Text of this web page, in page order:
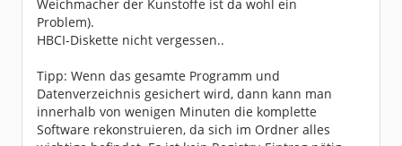
Weichmacher der Kunstoffe ist da wohl ein
Problem).
HBCI-Diskette nicht vergessen..
Tipp: Wenn das gesamte Programm und
Datenverzeichnis gesichert wird, dann kann man
innerhalb von wenigen Minuten die komplette
Software rekonstruieren, da sich im Ordner alles